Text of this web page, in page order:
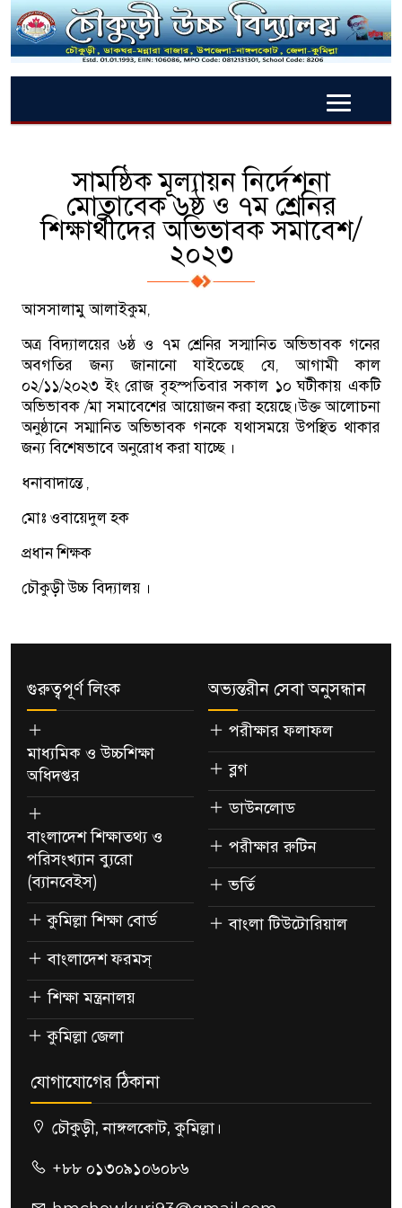
সামষ্ঠিক মূল্যায়ন নির্দেশনা
মোতাবেক ৬ষ্ঠ ও ৭ম শ্রেনির
শিক্ষার্থীদের অভিভাবক সমাবেশ/
২০২৩
আসসালামু আলাইকুম,
অত্র বিদ্যালয়ের ৬ষ্ঠ ও ৭ম শ্রেনির সস্মানিত অভিভাবক গনের
অবগতির জন্য জানানো যাইতেছে যে, আগামী কাল
০২/১১/২০২৩ ইং রোজ বৃহস্পতিবার সকাল ১০ ঘটীকায় একটি
অভিভাবক /মা সমাবেশের আয়োজন করা হয়েছে।উক্ত আলোচনা
অনুষ্ঠানে সম্মানিত অভিভাবক গনকে যথাসময়ে উপস্থিত থাকার
জন্য বিশেষভাবে অনুরোধ করা যাচ্ছে ।
ধনাবাদান্তে ,
মোঃ ওবায়েদুল হক
প্রধান শিক্ষক
চৌকুড়ী উচ্চ বিদ্যালয় ।
গুরুত্বপূর্ণ লিংক
মাধ্যমিক ও উচ্চশিক্ষা
অধিদপ্তর
বাংলাদেশ শিক্ষাতথ্য ও
পরিসংখ্যান ব্যুরো
(ব্যানবেইস)
কুমিল্লা শিক্ষা বোর্ড
বাংলাদেশ ফরমস্
শিক্ষা মন্ত্রনালয়
কুমিল্লা জেলা
অভ্যন্তরীন সেবা অনুসন্ধান
পরীক্ষার ফলাফল
ব্লগ
ডাউনলোড
পরীক্ষার রুটিন
ভর্তি
বাংলা টিউটোরিয়াল
যোগাযোগের ঠিকানা
চৌকুড়ী, নাঙ্গলকোট, কুমিল্লা।
+৮৮ ০১৩০৯১০৬০৮৬